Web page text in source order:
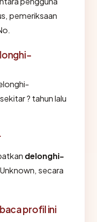
pemeriksaan
? tahun lalu
delonghi-
secara
profil ini